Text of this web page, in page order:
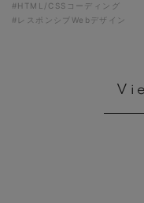
#HTML/CSSコーディング
#レスポンシブWebデザイン